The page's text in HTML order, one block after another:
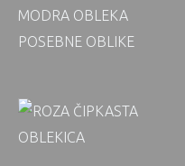
MODRA OBLEKA
POSEBNE OBLIKE